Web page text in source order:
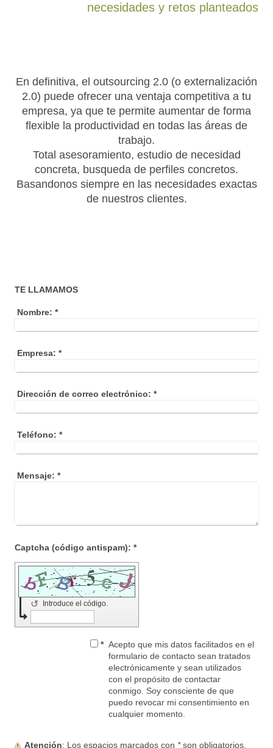
necesidades y retos planteados
En definitiva, el outsourcing 2.0 (o externalización
2.0) puede ofrecer una ventaja competitiva a tu
empresa, ya que te permite aumentar de forma
flexible la productividad en todas las áreas de
trabajo.
Total asesoramiento, estudio de necesidad
concreta, busqueda de perfiles concretos.
Basandonos siempre en las necesidades exactas
de nuestros clientes.
TE LLAMAMOS
Nombre: *
Empresa: *
Dirección de correo electrónico: *
Teléfono: *
Mensaje: *
Captcha (código antispam): *
Introduce el código.
↺
* Acepto que mis datos facilitados en el
formulario de contacto sean tratados
electrónicamente y sean utilizados
con el propósito de contactar
conmigo. Soy consciente de que
puedo revocar mi consentimiento en
cualquier momento.
Atención : Los espacios marcados con *son obligatorios.